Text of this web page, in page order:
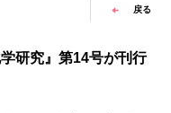
戻る
研究』第14号が刊行